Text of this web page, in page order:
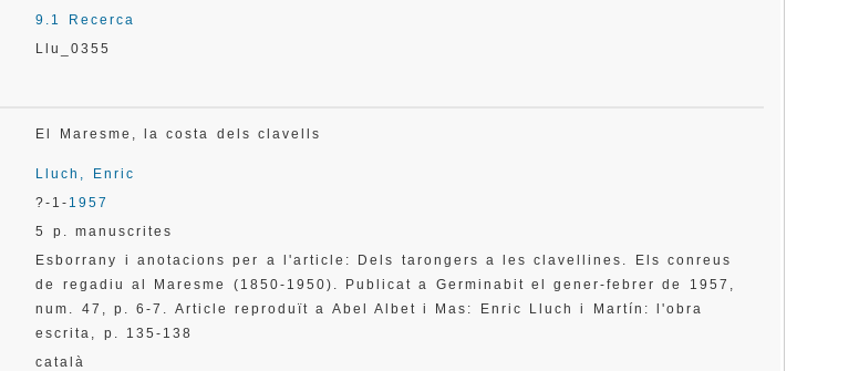
9.1 Recerca
Llu_0355
El Maresme, la costa dels clavells
Lluch, Enric
?-1- 1957
5 p. manuscrites
Esborrany i anotacions per a l'article: Dels tarongers a les clavellines. Els conreus
de regadiu al Maresme (1850-1950). Publicat a Germinabit el gener-febrer de 1957,
num. 47, p. 6-7. Article reproduït a Abel Albet i Mas: Enric Lluch i Martín: l'obra
escrita, p. 135-138
català